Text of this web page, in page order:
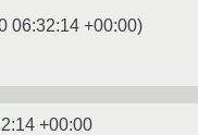
06:32:14 +00:00)
+00:00